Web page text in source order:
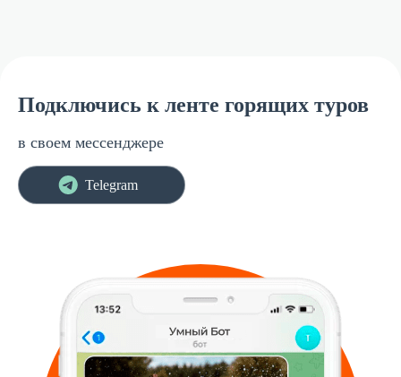
Подключись к ленте горящих туров
в своем мессенджере
Telegram